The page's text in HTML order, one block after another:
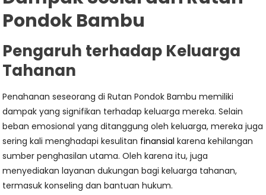
Pondok Bambu
Pengaruh terhadap Keluarga
Tahanan
Penahanan seseorang di Rutan Pondok Bambu memiliki
dampak yang signifikan terhadap keluarga mereka. Selain
beban emosional yang ditanggung oleh keluarga, mereka juga
sering kali menghadapi kesulitan finansial karena kehilangan
sumber penghasilan utama. Oleh karena itu, juga
menyediakan layanan dukungan bagi keluarga tahanan,
termasuk konseling dan bantuan hukum.